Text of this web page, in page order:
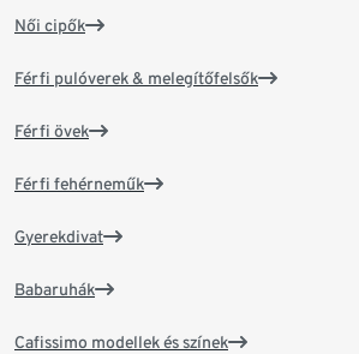
Női cipők
Férfi pulóverek & melegítőfelsők
Férfi övek
Férfi fehérneműk
Gyerekdivat
Babaruhák
Cafissimo modellek és színek